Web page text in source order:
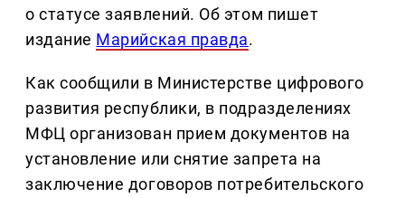
о статусе заявлений. Об этом пишет
издание Марийская правда.
Как сообщили в Министерстве цифрового
развития республики, в подразделениях
МФЦ организован прием документов на
установление или снятие запрета на
заключение договоров потребительского